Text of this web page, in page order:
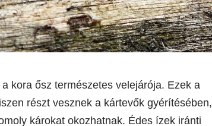
kora ősz természetes velejárója. Ezek a
részt vesznek a kártevők gyérítésében,
károkat okozhatnak. Édes ízek iránti